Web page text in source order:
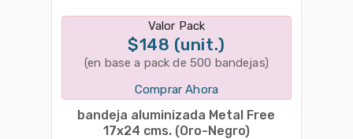
Disponible en 1 variantes
Valor Pack
$148 (unit.)
(en base a pack de 500 bandejas)
Comprar Ahora
bandeja aluminizada Metal Free
17x24 cms. (Oro-Negro)